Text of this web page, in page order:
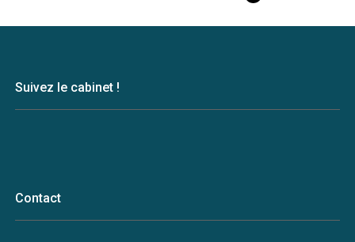
Suivez le cabinet !
Contact